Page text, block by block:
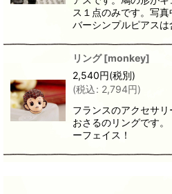
ス１点のみです。写
バーシンプルピアスは
リング [monkey]
2,540円(税別)
(税込: 2,794円)
フランスのアクセサリ
おさるのリングです
ーフェイス！